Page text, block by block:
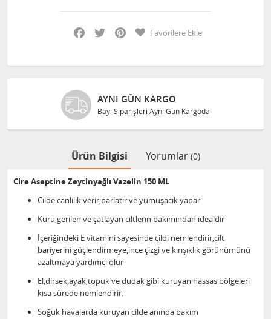
Facebook
Twitter PinterestFavorilere Ekle
AYNI GÜN KARGO
Bayi Siparişleri Aynı Gün Kargoda
Ürün Bilgisi Yorumlar (0)
Cire Aseptine Zeytinyağlı Vazelin 150 ML
Cilde canlılık verir,parlatır ve yumuşacık yapar
Kuru,gerilen ve çatlayan ciltlerin bakımından idealdir
İçeriğindeki E vitamini sayesinde cildi nemlendirir,cilt
bariyerini güçlendirmeye,ince çizgi ve kırışıklık görünümünü
azaltmaya yardımcı olur
El,dirsek,ayak,topuk ve dudak gibi kuruyan hassas bölgeleri
kısa sürede nemlendirir.
Soğuk havalarda kuruyan cilde anında bakım